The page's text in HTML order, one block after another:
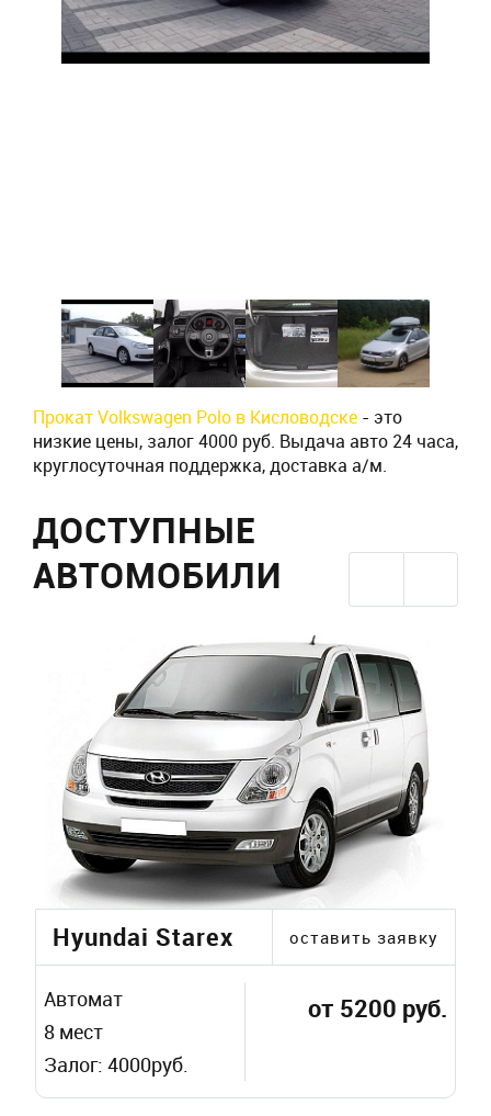
Прокат Volkswagen Polo в Кисловодске - это
низкие цены, залог 4000 руб. Выдача авто 24 часа,
круглосуточная поддержка, доставка а/м.
ДОСТУПНЫЕ
АВТОМОБИЛИ
Hyundai Starex оставить заявку
Автомат
8 мест
Залог: 4000руб.
от 5200 руб.